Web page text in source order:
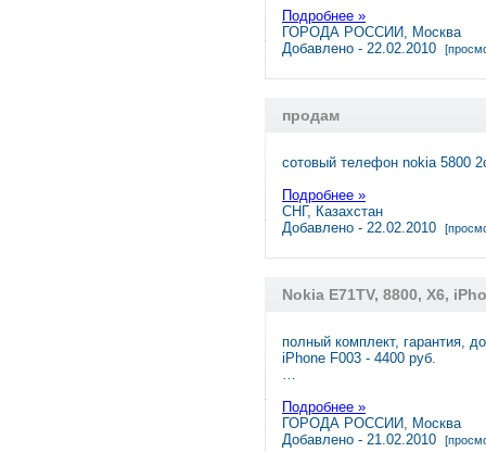
Подробнее »
ГОРОДА РОССИИ, Москва
Добавлено - 22.02.2010
продам
сотовый телефон nokia 5800
Подробнее »
СНГ, Казахстан
Добавлено - 22.02.2010
Nokia E71TV, 8800, X6,
полный комплект, гарантия,
iPhone F003 - 4400 руб.
…
Подробнее »
ГОРОДА РОССИИ, Москва
Добавлено - 21.02.2010